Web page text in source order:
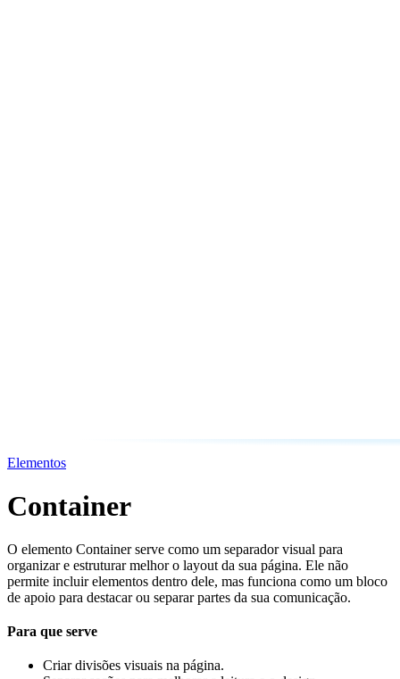
Elementos
Container
O elemento Container serve como um separador visual para
organizar e estruturar melhor o layout da sua página. Ele não
permite incluir elementos dentro dele, mas funciona como um bloco
de apoio para destacar ou separar partes da sua comunicação.
Para que serve
Criar divisões visuais na página.